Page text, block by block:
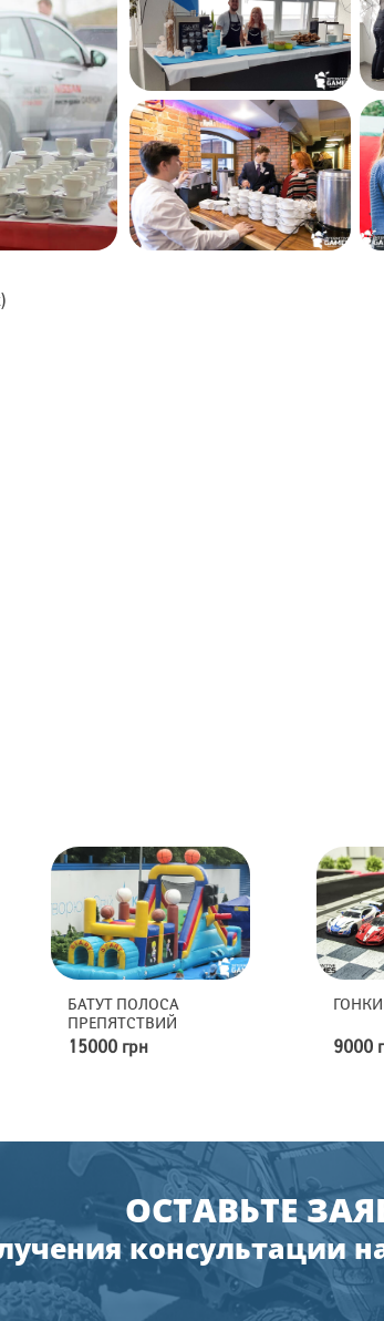
БАТУТ ПОЛОСА
ПРЕПЯТСТВИЙ
15000 грн 9000
ОСТАВЬТЕ
консультации